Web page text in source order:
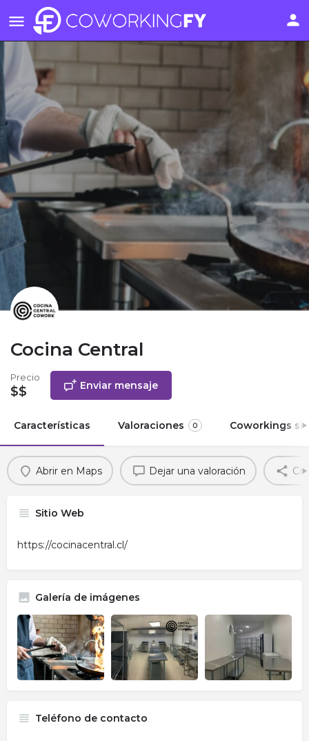
Cocina Central
Precio
$$ Enviar mensaje
Características Valoraciones 0 Coworkings
Abrir en Maps Dejar una valoración
Sitio Web
https://cocinacentral.cl/
Galería de imágenes
Teléfono de contacto